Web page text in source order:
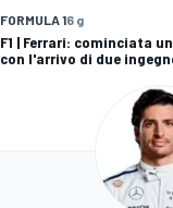
FORMULA 16 g
F1 | Ferrari: cominciata
con l'arrivo di due